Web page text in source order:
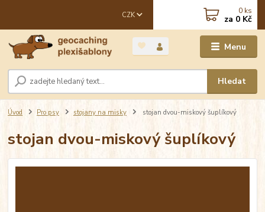
Menu
CZK
Hledat
0 ks
za 0 Kč
Úvod Pro psy stojany na misky stojan dvou-miskový šuplíkový
stojan dvou-miskový šuplíkový